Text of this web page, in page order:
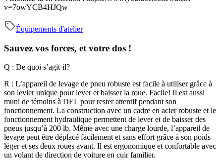
v=7owYCB4HJQw
Équipements d'atelier
Sauvez vos forces, et votre dos !
Q : De quoi s’agit-il?
R : L’appareil de levage de pneu robuste est facile à utiliser grâce à
son levier unique pour lever et baisser la roue. Facile! Il est aussi
muni de témoins à DEL pour rester attentif pendant son
fonctionnement. La construction avec un cadre en acier robuste et le
fonctionnement hydraulique permettent de lever et de baisser des
pneus jusqu’à 200 lb. Même avec une charge lourde, l’appareil de
levage peut être déplacé facilement et sans effort grâce à son poids
léger et ses deux roues avant. Il est ergonomique et confortable avec
un volant de direction de voiture en cuir familier.